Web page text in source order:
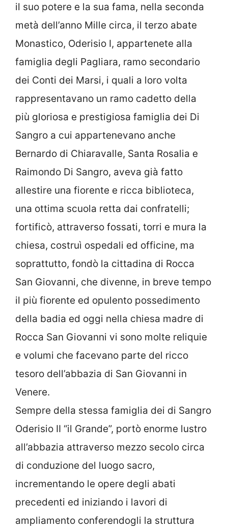
il suo potere e la sua fama, nella seconda
metà dell’anno Mille circa, il terzo abate
Monastico, Oderisio I, appartenete alla
famiglia degli Pagliara, ramo secondario
dei Conti dei Marsi, i quali a loro volta
rappresentavano un ramo cadetto della
più gloriosa e prestigiosa famiglia dei Di
Sangro a cui appartenevano anche
Bernardo di Chiaravalle, Santa Rosalia e
Raimondo Di Sangro, aveva già fatto
allestire una fiorente e ricca biblioteca,
una ottima scuola retta dai confratelli;
fortificò, attraverso fossati, torri e mura la
chiesa, costruì ospedali ed officine, ma
soprattutto, fondò la cittadina di Rocca
San Giovanni, che divenne, in breve tempo
il più fiorente ed opulento possedimento
della badia ed oggi nella chiesa madre di
Rocca San Giovanni vi sono molte reliquie
e volumi che facevano parte del ricco
tesoro dell’abbazia di San Giovanni in
Venere.
Sempre della stessa famiglia dei di Sangro
Oderisio II “il Grande”, portò enorme lustro
all’abbazia attraverso mezzo secolo circa
di conduzione del luogo sacro,
incrementando le opere degli abati
precedenti ed iniziando i lavori di
ampliamento conferendogli la struttura